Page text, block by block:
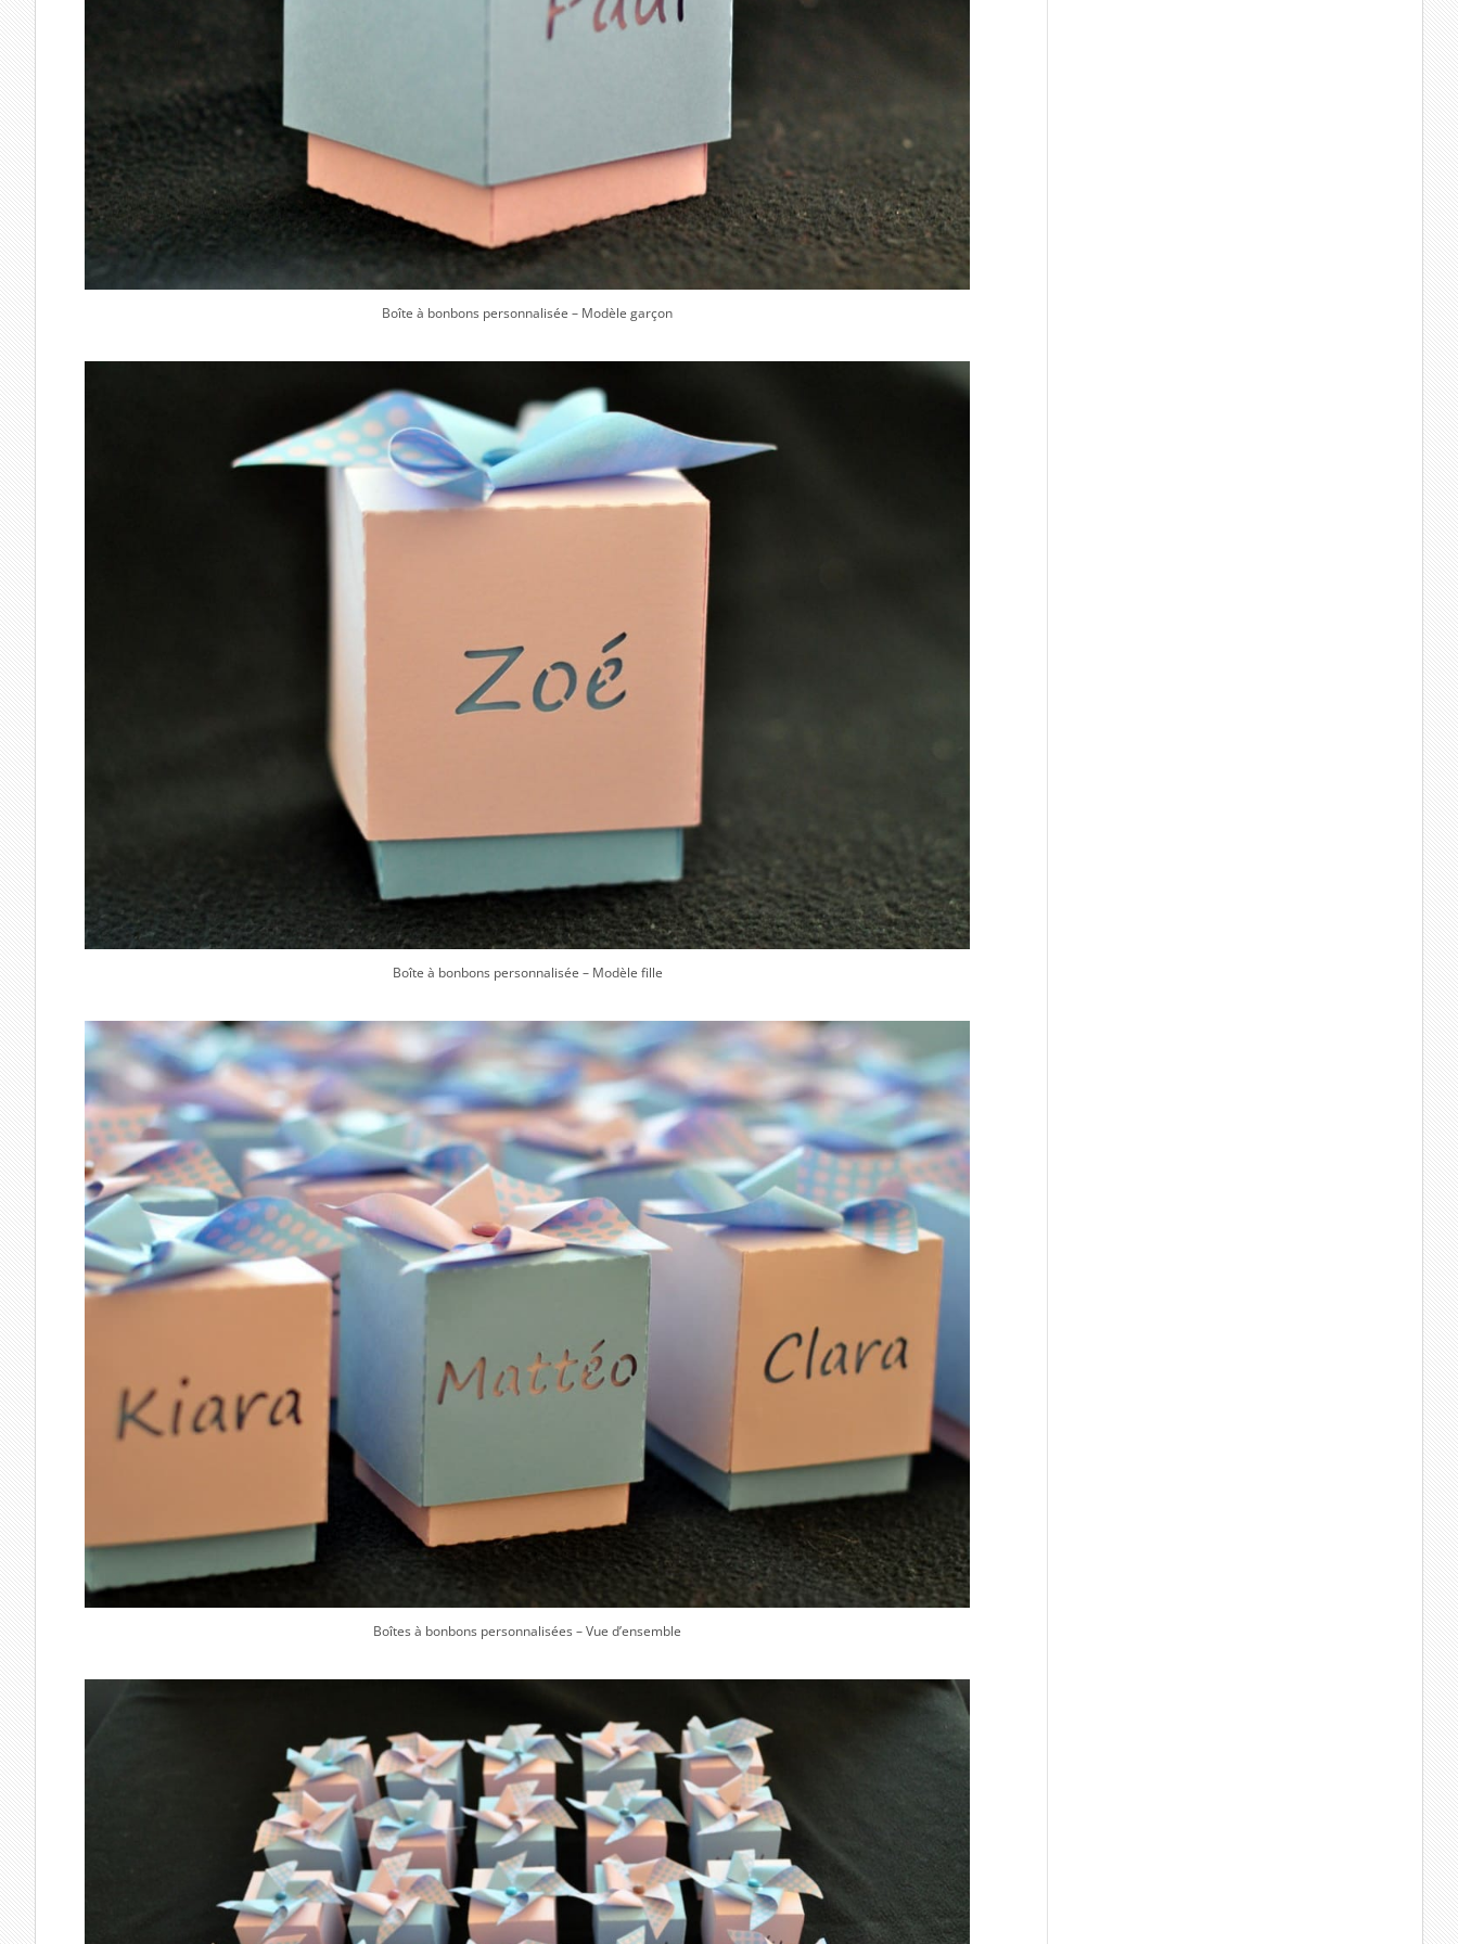
Boîte à bonbons personnalisée – Modèle garçon
Boîte à bonbons personnalisée – Modèle fille
Boîtes à bonbons personnalisées – Vue d’ensemble